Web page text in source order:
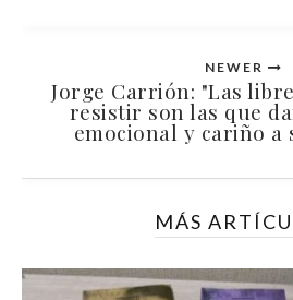
NEWER
Jorge Carrión: "Las
resistir son las que
emocional y cariño a
MÁS